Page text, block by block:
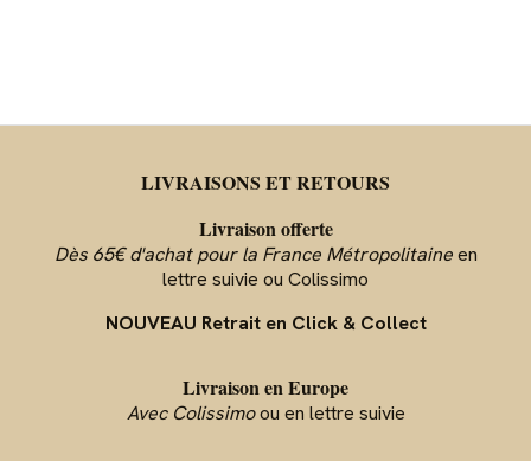
LIVRAISONS ET RETOURS
Livraison offerte
Dès 65€ d'achat pour la France Métropolitaineen
lettre suivie ou Colissimo
NOUVEAU Retrait en Click & Collect
Livraison en Europe
Avec Colissimoou en lettre suivie